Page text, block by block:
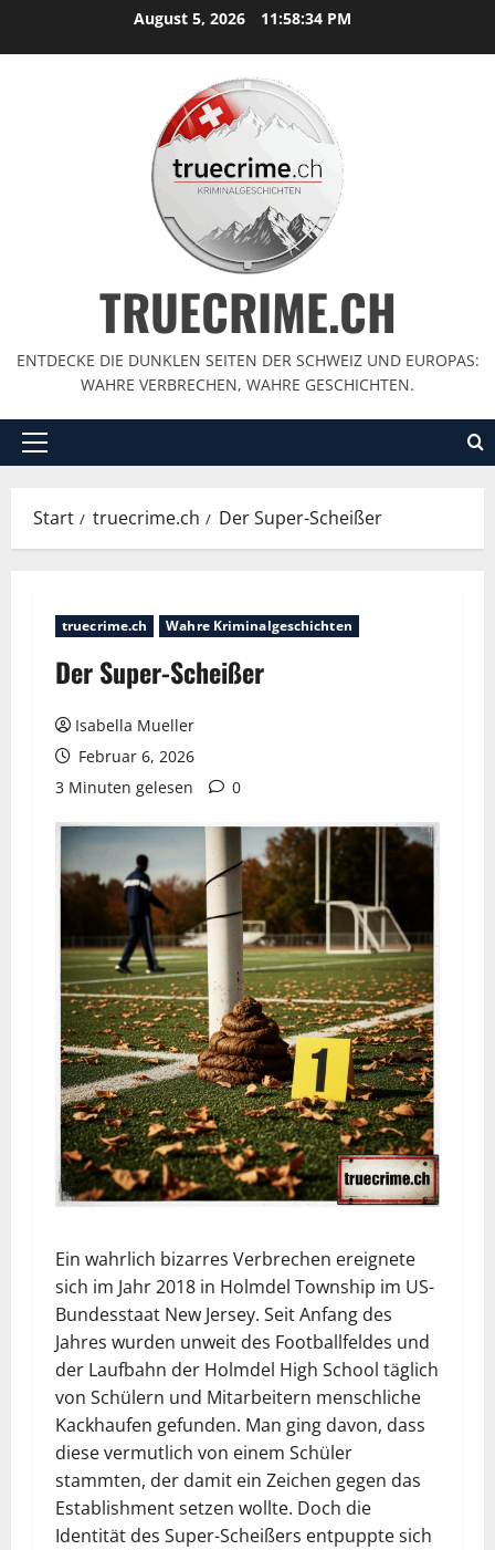
August 5, 2026 11:58:35 PM
TRUECRIME.CH
ENTDECKE DIE DUNKLEN SEITEN DER SCHWEIZ UND EUROPAS:
WAHRE VERBRECHEN, WAHRE GESCHICHTEN.
Start truecrime.ch Der Super-Scheißer
truecrime.ch Wahre Kriminalgeschichten
Der Super-Scheißer
Isabella Mueller
Februar 6, 2026
3 Minuten gelesen
0
Ein wahrlich bizarres Verbrechen ereignete
sich im Jahr 2018 in Holmdel Township im US-
Bundesstaat New Jersey. Seit Anfang des
Jahres wurden unweit des Footballfeldes und
der Laufbahn der Holmdel High School täglich
von Schülern und Mitarbeitern menschliche
Kackhaufen gefunden. Man ging davon, dass
diese vermutlich von einem Schüler
stammten, der damit ein Zeichen gegen das
Establishment setzen wollte. Doch die
Identität des Super-Scheißers entpuppte sich